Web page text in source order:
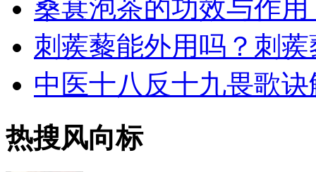
桑葚泡茶的功效与作用
刺蒺藜能外用吗？刺蒺
中医十八反十九畏歌诀
热搜风向标